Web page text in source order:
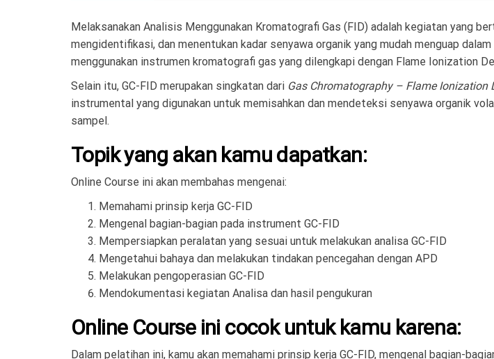
Melaksanakan Analisis Menggunakan Kromatografi Gas (FID) adalah kegiatan yang
mengidentifikasi, dan menentukan kadar senyawa organik yang mudah menguap
menggunakan instrumen kromatografi gas yang dilengkapi dengan Flame Ionization
Selain itu, GC-FID merupakan singkatan dari Gas Chromatography – Flame Ionization
instrumental yang digunakan untuk memisahkan dan mendeteksi senyawa organik
sampel.
Topik yang akan kamu dapatkan:
Online Course ini akan membahas mengenai:
Memahami prinsip kerja GC-FID
Mengenal bagian-bagian pada instrument GC-FID
Mempersiapkan peralatan yang sesuai untuk melakukan analisa GC-FID
Mengetahui bahaya dan melakukan tindakan pencegahan dengan APD
Melakukan pengoperasian GC-FID
Mendokumentasi kegiatan Analisa dan hasil pengukuran
Online Course ini cocok untuk kamu karena:
Dalam pelatihan ini, kamu akan memahami prinsip kerja GC-FID, mengenal bagian-